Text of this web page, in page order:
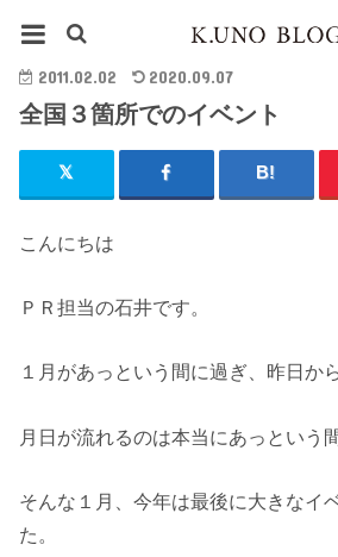
2011.02.02 2020.09.07
全国３箇所でのイベント
こんにちは
ＰＲ担当の石井です。
１月があっという間に過ぎ、昨日
月日が流れるのは本当にあっという
そんな１月、今年は最後に大きなイ
た。